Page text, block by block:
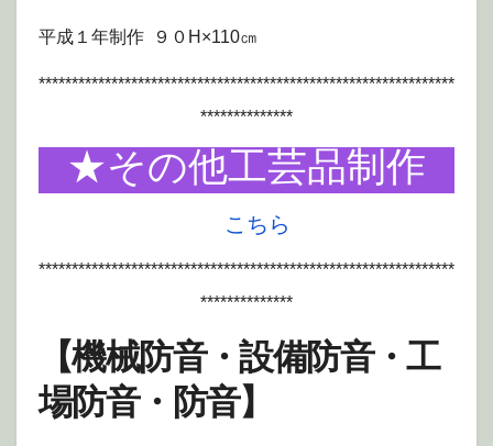
平成１年制作 ９０H×110㎝
***************************************************************
**************
★その他工芸品制作
こちら
***************************************************************
**************
【機械防音・設備防音・工
場防音・防音】